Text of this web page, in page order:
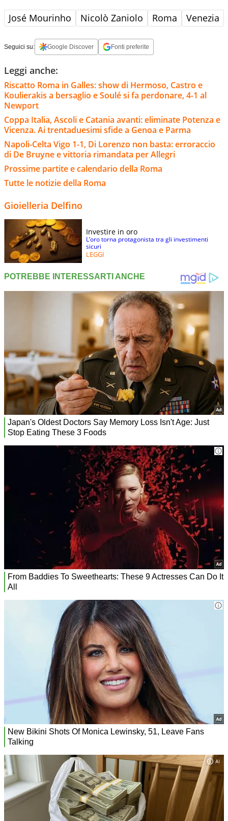
José Mourinho Nicolò Zaniolo Roma Venezia
Seguici su: Google Discover Fonti preferite
Leggi anche:
Riscatto Roma in Galles: show di Hermoso, Castro e
Koulierakis a bersaglio e Soulé si fa perdonare, 4-1 al
Newport
Coppa Italia, Ascoli e Catania avanti: eliminate Potenza e
Vicenza. Ai trentaduesimi sfide a Genoa e Parma
Napoli-Celta Vigo 1-1, Di Lorenzo non basta: erroraccio
di De Bruyne e vittoria rimandata per Allegri
Prossime partite e calendario della Roma
Tutte le notizie della Roma
Gioielleria Delfino
Investire in oro
L’oro torna protagonista tra gli investimenti
sicuri
LEGGI